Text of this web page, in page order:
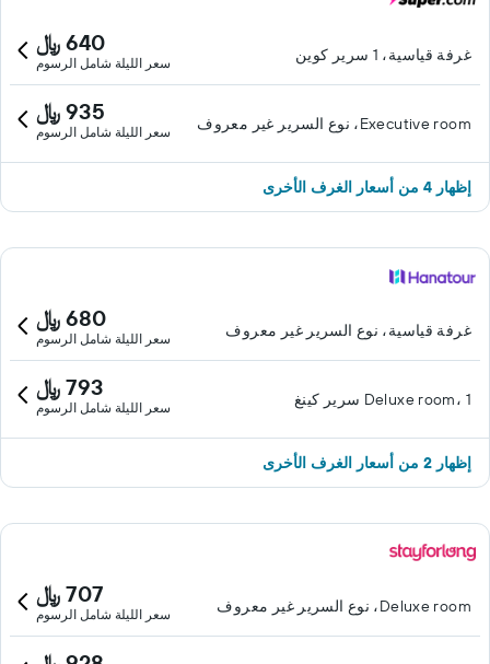
غرفة قياسية، 1 سرير كوين 640 ﷼
سعر الليلة شامل الرسوم
Executive room، نوع السرير غير معروف 935 ﷼
سعر الليلة شامل الرسوم
إظهار 4 من أسعار الغرف الأخرى
غرفة قياسية، نوع السرير غير معروف 680 ﷼
سعر الليلة شامل الرسوم
Deluxe room، 1 سرير كينغ 793 ﷼
سعر الليلة شامل الرسوم
إظهار 2 من أسعار الغرف الأخرى
Deluxe room، نوع السرير غير معروف 707 ﷼
سعر الليلة شامل الرسوم